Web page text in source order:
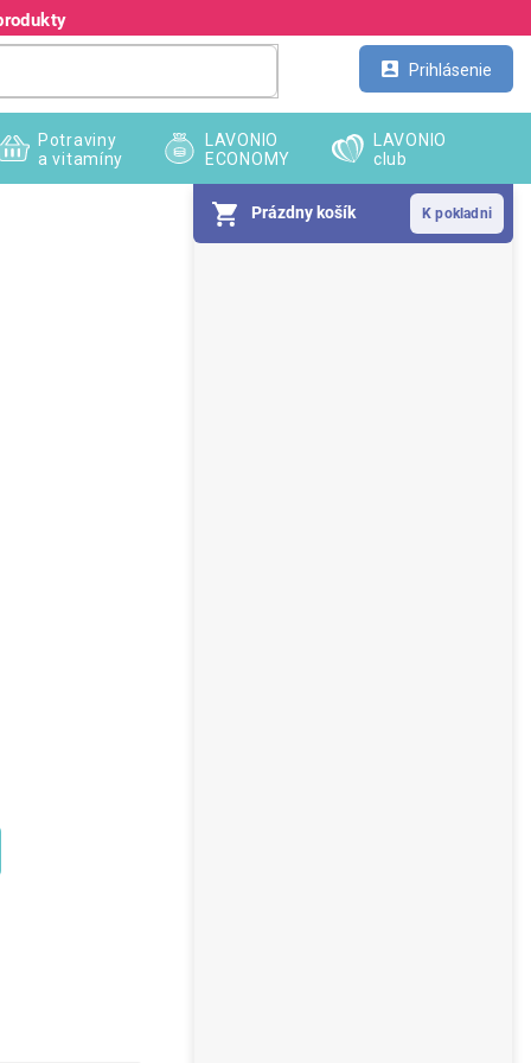
Prihlásenie
Prázdny košík
Potraviny
a vitamíny
LAVONIO
ECONOMY
LAVONIO
club